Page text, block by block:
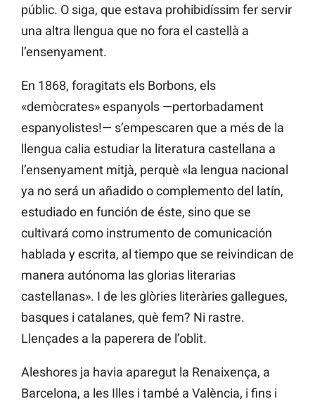
públic. O siga, que estava prohibidíssim fer servir
una altra llengua que no fora el castellà a
l’ensenyament.
En 1868, foragitats els Borbons, els
«demòcrates» espanyols —pertorbadament
espanyolistes!— s’empescaren que a més de la
llengua calia estudiar la literatura castellana a
l’ensenyament mitjà, perquè «la lengua nacional
ya no será un añadido o complemento del latín,
estudiado en función de éste, sino que se
cultivará como instrumento de comunicación
hablada y escrita, al tiempo que se reivindican de
manera autónoma las glorias literarias
castellanas». I de les glòries literàries gallegues,
basques i catalanes, què fem? Ni rastre.
Llençades a la paperera de l’oblit.
Aleshores ja havia aparegut la Renaixença, a
Barcelona, a les Illes i també a València, i fins i